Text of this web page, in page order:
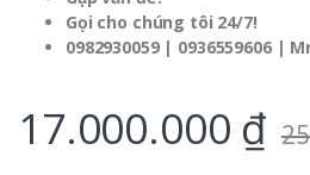
Gọi cho chúng tôi 24/7!
0982930059 | 0936559606 |
17.000.000 ₫